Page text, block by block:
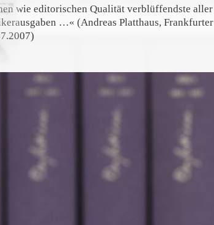
wie editorischen Qualität verblüffendste aller
…« (Andreas Platthaus, Frankfurter